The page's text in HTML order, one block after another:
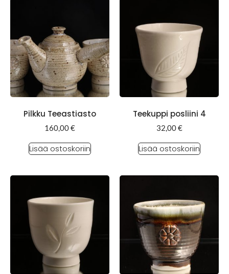
Pilkku Teeastiasto
160,00€
Lisää ostoskoriin
Teekuppi posliini 4
32,00€
Lisää ostoskoriin